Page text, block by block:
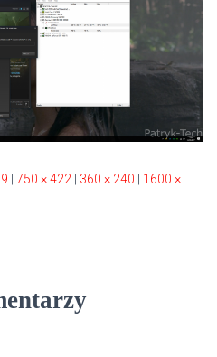
750 × 422 360 × 240
1600 ×